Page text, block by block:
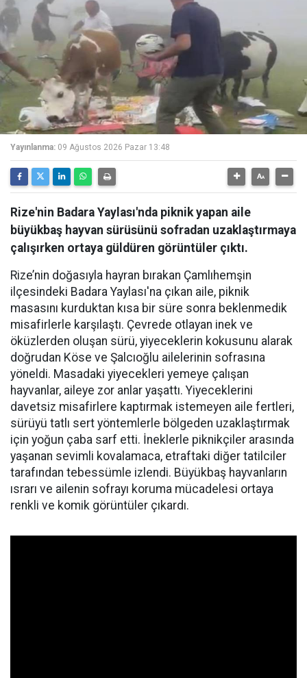
Yayınlanma: 09 Ağustos 2026 Pazar 13:48
Rize'nin Badara Yaylası'nda piknik yapan aile
büyükbaş hayvan sürüsünü sofradan uzaklaştırmaya
çalışırken ortaya güldüren görüntüler çıktı.
Rize’nin doğasıyla hayran bırakan Çamlıhemşin
ilçesindeki Badara Yaylası'na çıkan aile, piknik
masasını kurduktan kısa bir süre sonra beklenmedik
misafirlerle karşılaştı. Çevrede otlayan inek ve
öküzlerden oluşan sürü, yiyeceklerin kokusunu alarak
doğrudan Köse ve Şalcıoğlu ailelerinin sofrasına
yöneldi. Masadaki yiyecekleri yemeye çalışan
hayvanlar, aileye zor anlar yaşattı. Yiyeceklerini
davetsiz misafirlere kaptırmak istemeyen aile fertleri,
sürüyü tatlı sert yöntemlerle bölgeden uzaklaştırmak
için yoğun çaba sarf etti. İneklerle piknikçiler arasında
yaşanan sevimli kovalamaca, etraftaki diğer tatilciler
tarafından tebessümle izlendi. Büyükbaş hayvanların
ısrarı ve ailenin sofrayı koruma mücadelesi ortaya
renkli ve komik görüntüler çıkardı.